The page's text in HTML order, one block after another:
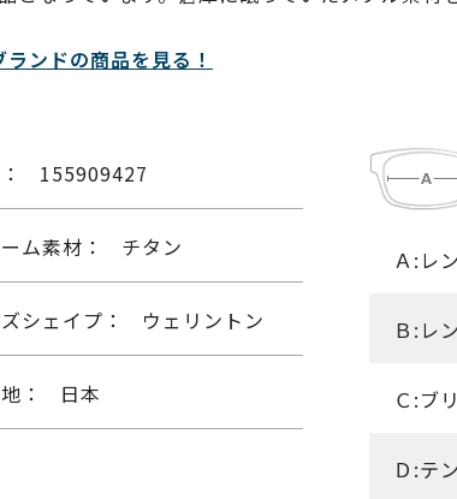
ランドの商品を見る！
155909427
ム素材： チタン
シェイプ： ウェリントン
： 日本
Ａ:レ
Ｂ:レ
Ｃ:ブ
Ｄ:テ